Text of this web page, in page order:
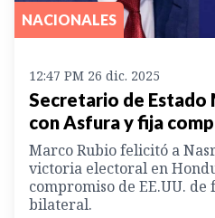
NACIONALES
12:47 PM 26 dic. 2025
Secretario de Estado
con Asfura y fija
Marco Rubio felicitó a
victoria electoral en
compromiso de EE.UU.
bilateral.